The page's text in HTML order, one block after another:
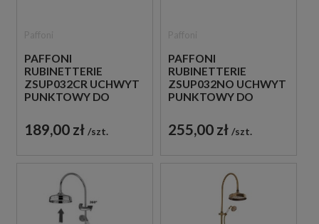
PAFFONI
RUBINETTERIE
ZSUP032CR UCHWYT
PUNKTOWY DO
189,00 zł szt.
PAFFONI
RUBINETTERIE
ZSUP032NO UCHWYT
PUNKTOWY DO
255,00 zł szt.